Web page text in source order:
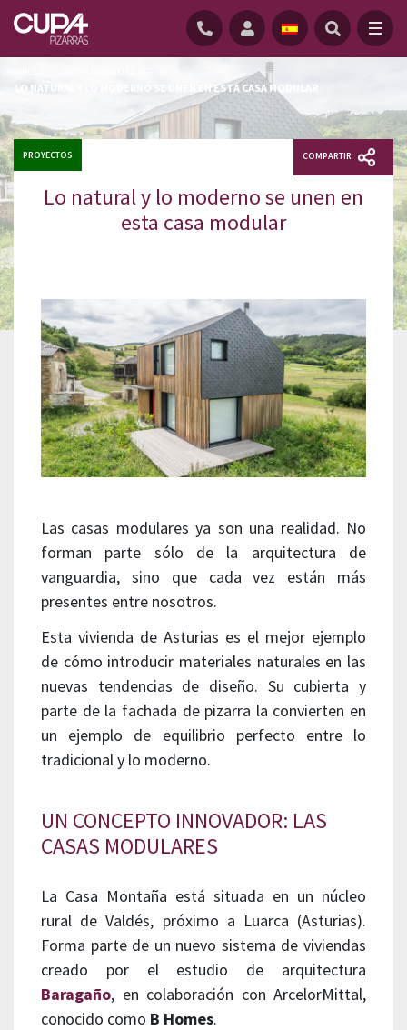
LO NATURAL Y LO MODERNO SE UNEN EN ESTA CASA MODULAR
PROYECTOS COMPARTIR
Lo natural y lo moderno se unen en
esta casa modular
Las casas modulares ya son una realidad. No
forman parte sólo de la arquitectura de
vanguardia, sino que cada vez están más
presentes entre nosotros.
Esta vivienda de Asturias es el mejor ejemplo
de cómo introducir materiales naturales en las
nuevas tendencias de diseño. Su cubierta y
parte de la fachada de pizarra la convierten en
un ejemplo de equilibrio perfecto entre lo
tradicional y lo moderno.
UN CONCEPTO INNOVADOR: LAS
CASAS MODULARES
La Casa Montaña está situada en un núcleo
rural de Valdés, próximo a Luarca (Asturias).
Forma parte de un nuevo sistema de viviendas
creado por el estudio de arquitectura
Baragaño, en colaboración con ArcelorMittal,
conocido como B Homes.